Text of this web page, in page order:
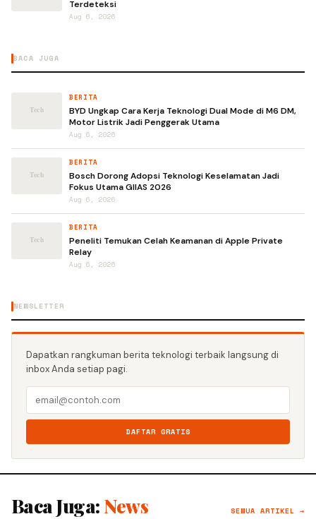
Terdeteksi
Aug 6, 2026
BACA JUGA
BERITA
BYD Ungkap Cara Kerja Teknologi Dual Mode di M6 DM,
Motor Listrik Jadi Penggerak Utama
Aug 6, 2026
BERITA
Bosch Dorong Adopsi Teknologi Keselamatan Jadi
Fokus Utama GIIAS 2026
Aug 6, 2026
BERITA
Peneliti Temukan Celah Keamanan di Apple Private
Relay
Aug 6, 2026
NEWSLETTER
Dapatkan rangkuman berita teknologi terbaik langsung di
inbox Anda setiap pagi.
DAFTAR GRATIS
Baca Juga: News SEMUA ARTIKEL →